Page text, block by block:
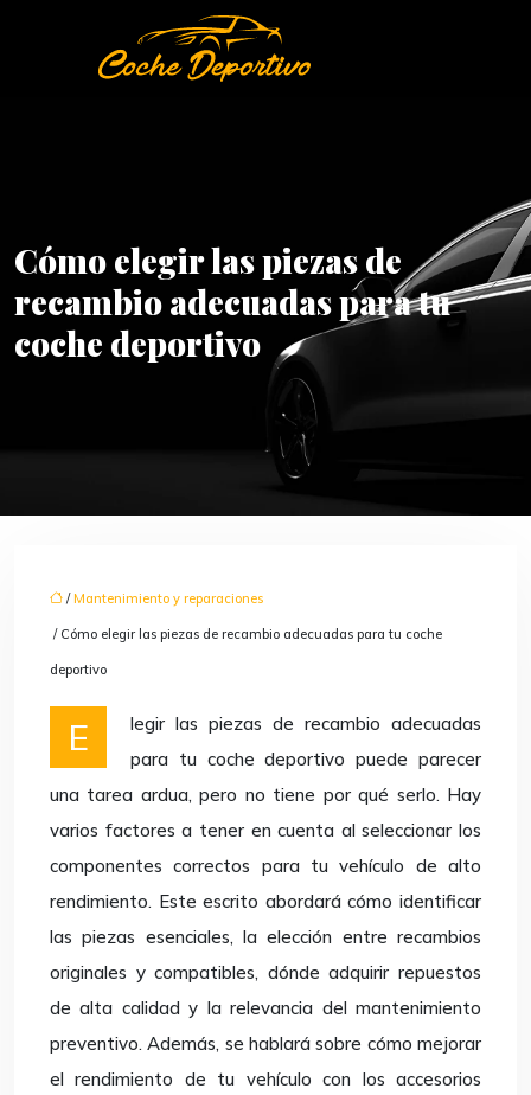
Cómo elegir las piezas de
recambio adecuadas para tu
coche deportivo
/Mantenimiento y reparaciones
/ Cómo elegir las piezas de recambio adecuadas para tu coche
deportivo
Elegir las piezas de recambio adecuadas
para tu coche deportivo puede parecer
una tarea ardua, pero no tiene por qué serlo. Hay
varios factores a tener en cuenta al seleccionar los
componentes correctos para tu vehículo de alto
rendimiento. Este escrito abordará cómo identificar
las piezas esenciales, la elección entre recambios
originales y compatibles, dónde adquirir repuestos
de alta calidad y la relevancia del mantenimiento
preventivo. Además, se hablará sobre cómo mejorar
el rendimiento de tu vehículo con los accesorios